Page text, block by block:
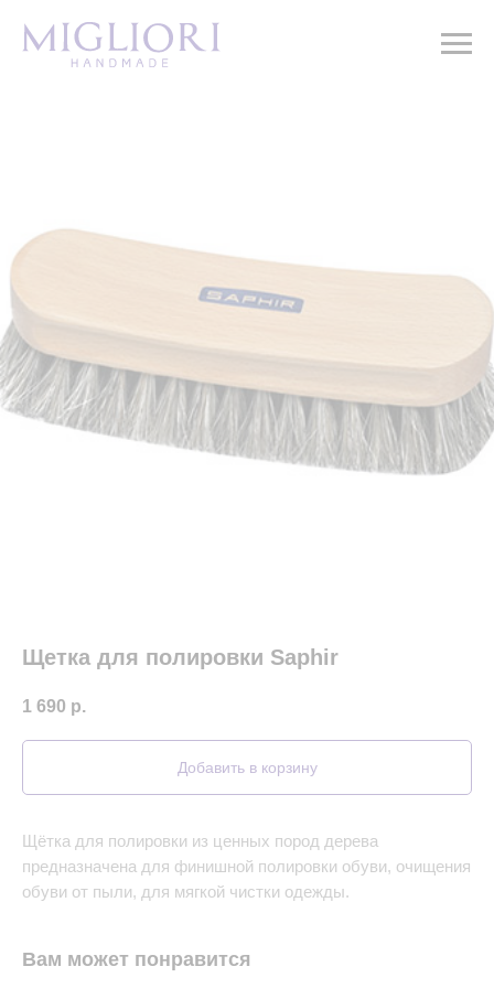
Щетка для полировки Saphir
1 690 р.
Добавить в корзину
Щётка для полировки из ценных пород дерева
предназначена для финишной полировки обуви, очищения
обуви от пыли, для мягкой чистки одежды.
Вам может понравится